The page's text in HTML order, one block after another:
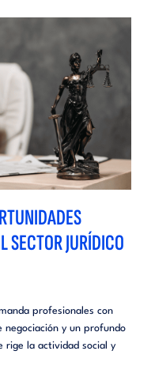
SECTOR JURÍDICO
profesionales con
negociación y un profundo
rige la actividad social y